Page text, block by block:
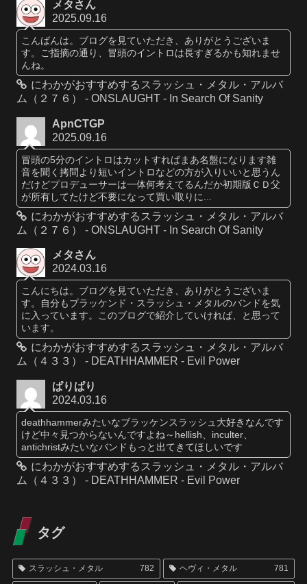
メタさん
2025.09.16
こんばんは。ブログを見ていただき、ありがとうございま
す。ご指摘の通り、冒頭のイントロは長すぎるかも知れませ
んね。
にわかがおすすめするスラッシュ・メタル・アルバ
ム（２７６） - ONSLAUGHT - In Search Of Sanity
ApnCTGP
2025.09.16
冒頭の5分のイントロはカットすればまあ名盤になります雑
音を聞く拷問より短いイントロなどの方が入りいいと思うん
だけどプロデューサーは一体何考えてるんだか初期版ＣＤ父
が所有してたけど不要になって買い取りに...
にわかがおすすめするスラッシュ・メタル・アルバ
ム（２７６） - ONSLAUGHT - In Search Of Sanity
メタさん
2024.03.16
こんにちは。ブログを見ていただき、ありがとうございま
す。自分もブラッケンド・スラッシュ・メタルのバンドを気
に入っています。このブログで紹介していければ、と思って
います。
にわかがおすすめするスラッシュ・メタル・アルバ
ム（４３３） - DEATHHAMMER - Evil Power
ぱりぱり
2024.03.16
deathhammerみたいなブラッケンスラッシュ大好きなんです
けど中々見つからないんですよね～hellish、inculter、
antichristみたいなバンドもっと出てきてほしいです
にわかがおすすめするスラッシュ・メタル・アルバ
ム（４３３） - DEATHHAMMER - Evil Power
タグ
スラッシュ・メタル 782 ヘヴィ・メタル 781